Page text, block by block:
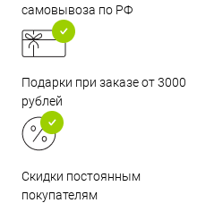
самовывоза по РФ
Подарки при заказе от 3000
рублей
Скидки постоянным
покупателям